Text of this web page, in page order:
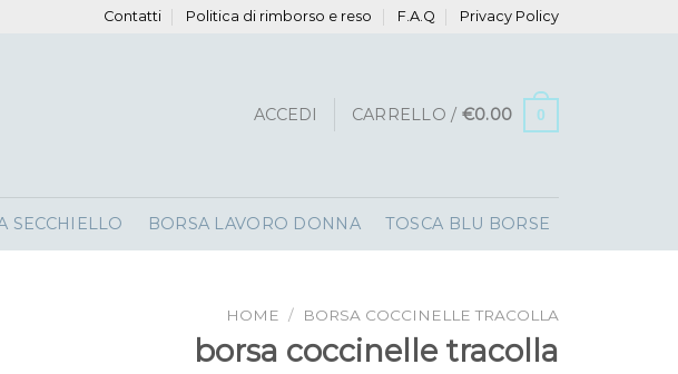
Contatti Politica di rimborso e reso F.A.Q Privacy Policy
ACCEDI CARRELLO / €0.00 0
SECCHIELLO BORSA LAVORO DONNA TOSCA BLU BORSE
HOME / BORSA COCCINELLE TRACOLLA
borsa coccinelle tracolla